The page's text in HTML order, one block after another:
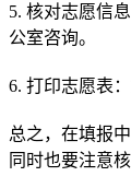
5. 核对志愿信
公室咨询。
6. 打印志愿表
总之，在填报
同时也要注意